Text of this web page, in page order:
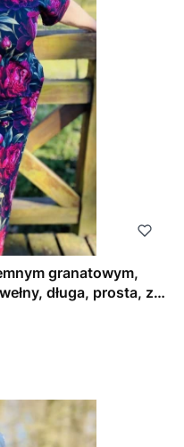
granatowym,
długa, prosta, z